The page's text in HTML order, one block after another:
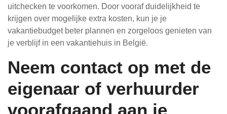
uitchecken te voorkomen. Door vooraf duidelijkheid te
krijgen over mogelijke extra kosten, kun je je
vakantiebudget beter plannen en zorgeloos genieten van
je verblijf in een vakantiehuis in België.
Neem contact op met de
eigenaar of verhuurder
voorafgaand aan je